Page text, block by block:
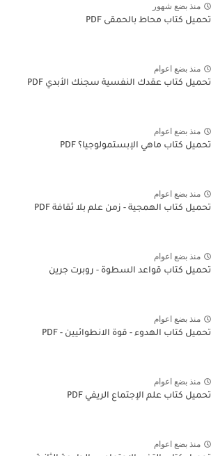
منذ بضع شهور
تحميل كتاب محاط بالحمقى PDF
منذ بضع اعوام
تحميل كتاب عقدك النفسية سجنك الأبدي PDF
منذ بضع اعوام
تحميل كتاب ماهي الإبستمولوجيا؟ PDF
منذ بضع اعوام
تحميل كتاب الهمجية - زمن علم بلا ثقافة PDF
منذ بضع اعوام
تحميل كتاب قواعد السطوة - روبرت جرين
منذ بضع اعوام
تحميل كتاب الهدوء - قوة الانطوائيين - PDF
منذ بضع اعوام
تحميل كتاب علم الإجتماع الريفي PDF
منذ بضع اعوام